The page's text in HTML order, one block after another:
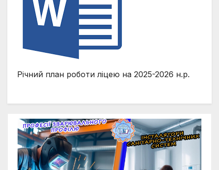
Річний план роботи ліцею на 2025-2026 н.р.